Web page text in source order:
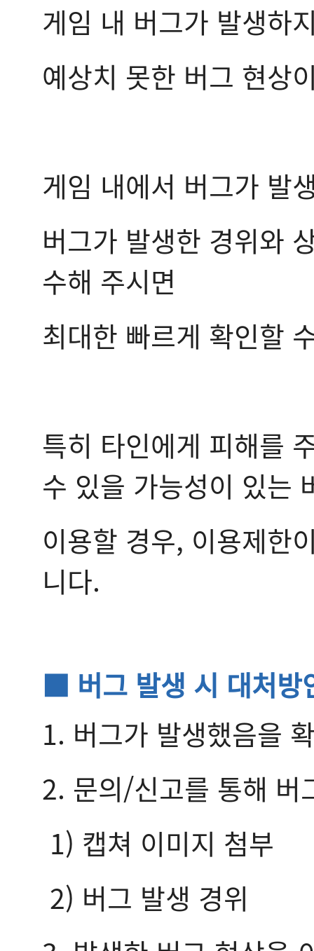
게임 내 버그가 발생하
예상치 못한 버그 현상
게임 내에서 버그가 발
버그가 발생한 경위와
수해 주시면
최대한 빠르게 확인할
특히 타인에게 피해를
수 있을 가능성이 있는
이용할 경우, 이용제한
니다.
■ 버그 발생 시 대처방
1. 버그가 발생했음을
2. 문의/신고를 통해 버
1) 캡쳐 이미지 첨부
2) 버그 발생 경위